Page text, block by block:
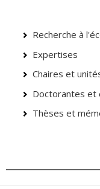
Recherche à
Expertises
Chaires et
Doctorantes et
Thèses et